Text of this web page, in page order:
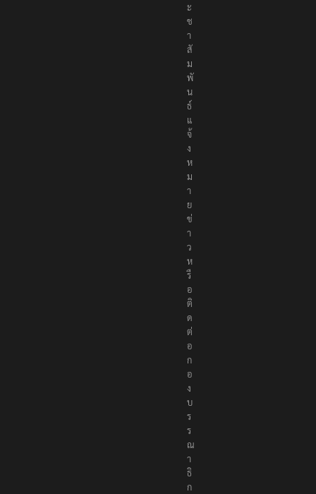
ะ
ช
า
สั
ม
พั
น
ธ์
แ
จ้
ง
ห
ม
า
ย
ข่
า
ว
ห
รื
อ
ติ
ด
ต่
อ
ก
อ
ง
บ
ร
ร
ณ
า
ธิ
ก